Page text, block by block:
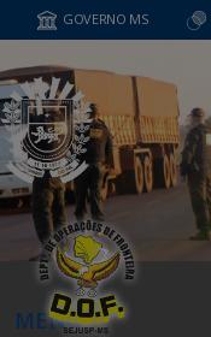
GOVERNO MS
MENU